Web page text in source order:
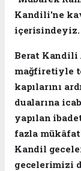
Kandili'ne
içerisindeyiz.
Berat Kandili
mağfiretiyle
kapılarını
dualarına
yapılan
fazla
Kandil
gecelerimizi